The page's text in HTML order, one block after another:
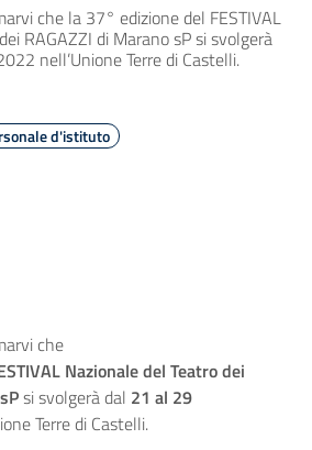
che la 37° edizione del FESTIVAL
RAGAZZI di Marano sP si svolgerà
nell’Unione Terre di Castelli.
d'istituto
che
Nazionale del Teatro dei
si svolgerà dal 21 al 29
Terre di Castelli.